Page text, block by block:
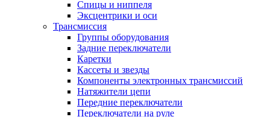
Спицы и ниппеля
Эксцентрики и оси
Трансмиссия
Группы оборудования
Задние переключатели
Каретки
Кассеты и звезды
Компоненты электронных трансмиссий
Натяжители цепи
Передние переключатели
Переключатели на руле